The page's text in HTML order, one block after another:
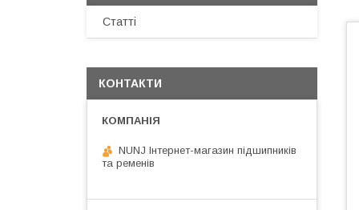
Статті
КОНТАКТИ
NUNJ Інтернет-магазин підшипників
та ременів